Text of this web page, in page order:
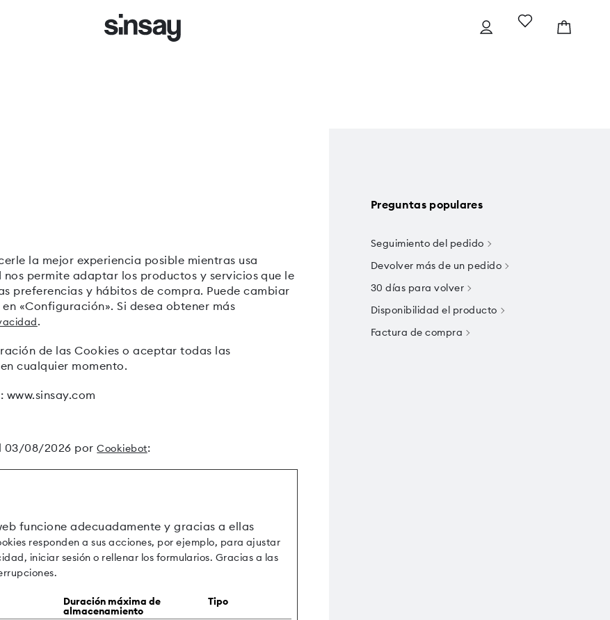
la mejor experiencia posible mientras usa
permite adaptar los productos y servicios que le
preferencias y hábitos de compra. Puede cambiar
«Configuración». Si desea obtener más
.
de las Cookies o aceptar todas las
cualquier momento.
03/08/2026 porCookiebot:
funcione adecuadamente y gracias a ellas
responden a sus acciones, por ejemplo, para ajustar
iniciar sesión o rellenar los formularios. Gracias a las
Duración máxima de
almacenamiento
Tipo
Preguntas populares
Seguimiento del pedido
Devolver más de un pedido
30 días para volver
Disponibilidad el producto
Factura de compra